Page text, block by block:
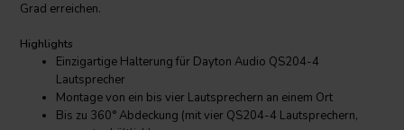
Grad erreichen.
Highlights
Einzigartige Halterung für Dayton Audio QS204-4
Lautsprecher
Montage von ein bis vier Lautsprechern an einem Ort
Bis zu 360° Abdeckung (mit vier QS204-4 Lautsprechern,